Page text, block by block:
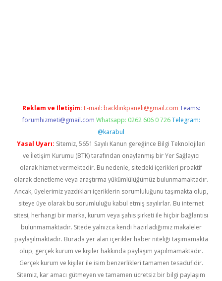
Reklam ve İletişim: E-mail: backlinkpaneli@gmail.com Teams:
forumhizmeti@gmail.com Whatsapp: 0262 606 0 726 Telegram:
@karabul
Yasal Uyarı: Sitemiz, 5651 Sayılı Kanun gereğince Bilgi Teknolojileri
ve İletişim Kurumu (BTK) tarafından onaylanmış bir Yer Sağlayıcı
olarak hizmet vermektedir. Bu nedenle, sitedeki içerikleri proaktif
olarak denetleme veya araştırma yükümlülüğümüz bulunmamaktadır.
Ancak, üyelerimiz yazdıkları içeriklerin sorumluluğunu taşımakta olup,
siteye üye olarak bu sorumluluğu kabul etmiş sayılırlar. Bu internet
sitesi, herhangi bir marka, kurum veya şahıs şirketi ile hiçbir bağlantısı
bulunmamaktadır. Sitede yalnızca kendi hazırladığımız makaleler
paylaşılmaktadır. Burada yer alan içerikler haber niteliği taşımamakta
olup, gerçek kurum ve kişiler hakkında paylaşım yapılmamaktadır.
Gerçek kurum ve kişiler ile isim benzerlikleri tamamen tesadüfidir.
Sitemiz, kar amacı gütmeyen ve tamamen ücretsiz bir bilgi paylaşım